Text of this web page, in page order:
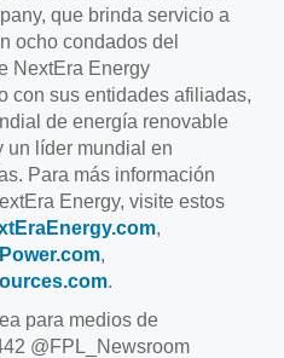
que brinda servicio a
ocho condados del
NextEra Energy
con sus entidades afiliadas,
de energía renovable
un líder mundial en
Para más información
Energy, visite estos
,
,
.
para medios de
@FPL_Newsroom